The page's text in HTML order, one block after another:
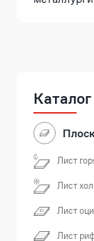
Лист
Лист
Лист
Лист